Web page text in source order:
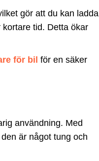
gör att du kan ladda
tid. Detta ökar
för bil för en säker
användning. Med
är något tung och